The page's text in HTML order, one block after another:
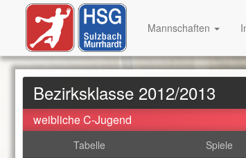
Bezirksklasse 2012/2013
weibliche C-Jugend
Tabelle Spiele
Mannschaften